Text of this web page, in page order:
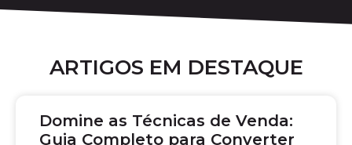
ARTIGOS EM DESTAQUE
Domine as Técnicas de Venda:
Guia Completo para Converter